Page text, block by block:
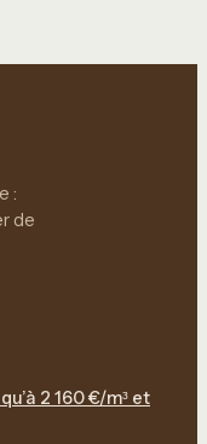
:
de
2 160 €/m³ et